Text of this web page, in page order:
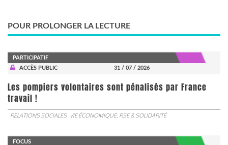
POUR PROLONGER LA LECTURE
PARTICIPATIF
ACCÈS PUBLIC
31 / 07 / 2026
Les pompiers volontaires sont pénalisés par France
travail !
RELATIONS SOCIALES VIE ÉCONOMIQUE, RSE & SOLIDARITÉ
FOCUS